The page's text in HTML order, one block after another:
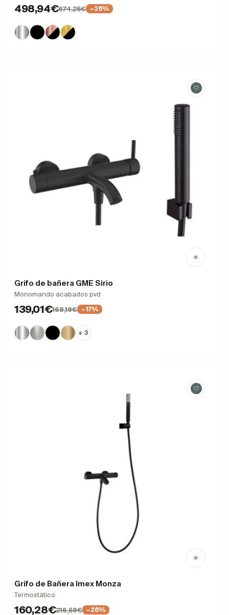
498,94€674,25€ −26%
Grifo de bañera GME Sirio
Monomando acabados pvd
139,01€168,19€ −17%
+ 3
Grifo de Bañera Imex Monza
Termostático
160,28€216,59€ −26%